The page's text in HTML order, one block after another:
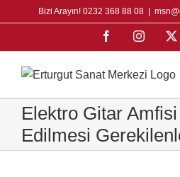
to
Bizi Arayın! 0232 368 88 08
Facebook
Elektro Gitar
Edilmesi